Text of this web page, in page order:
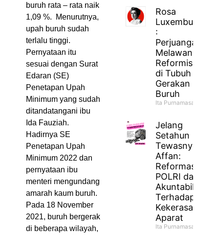
buruh rata – rata naik
1,09 %. Menurutnya,
upah buruh sudah
terlalu tinggi.
Pernyataan itu
sesuai dengan Surat
Edaran (SE)
Penetapan Upah
Minimum yang sudah
ditandatangani ibu
Ida Fauziah.
Hadirnya SE
Penetapan Upah
Minimum 2022 dan
pernyataan ibu
menteri mengundang
amarah kaum buruh.
Pada 18 November
2021, buruh bergerak
di beberapa wilayah,
Rosa
Luxemburg
:
Perjuangan
Melawan
Reformisme
di Tubuh
Gerakan
Buruh
Ita Purnamasari
Jelang
Setahun
Tewasnya
Affan:
Reformasi
POLRI dan
Akuntabilitas
Terhadap
Kekerasan
Aparat
Ita Purnamasari